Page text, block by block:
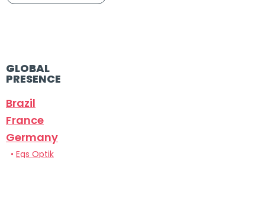
GLOBAL
PRESENCE
Brazil
France
Germany
• Egs Optik